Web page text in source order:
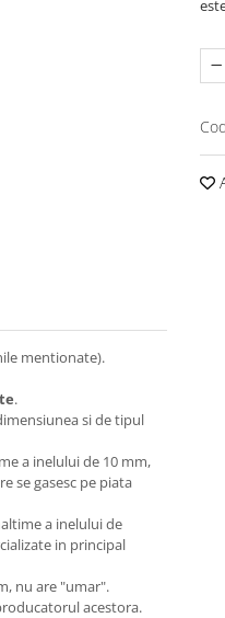
mentionate).
.
si de tipul
a inelului de 10 mm,
se gasesc pe piata
a inelului de
in principal
nu are "umar".
acestora.